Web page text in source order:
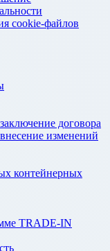
cookie-файлов
договора
изменений
контейнерных
TRADE-IN